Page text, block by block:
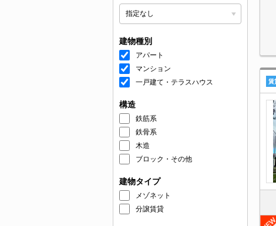
建物種別
アパート
マンション
一戸建て・テラスハウス
構造
鉄筋系
鉄骨系
木造
ブロック・その他
建物タイプ
メゾネット
分譲賃貸
賃